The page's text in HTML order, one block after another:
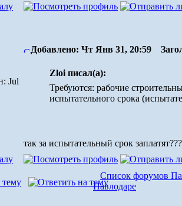
Jul
Добавлено: Чт Янв 31, 20:59
Zloi писал(а):
Требуются: рабочие
испытательного срока
так за испытательный срок
Список форумов
Павлодаре